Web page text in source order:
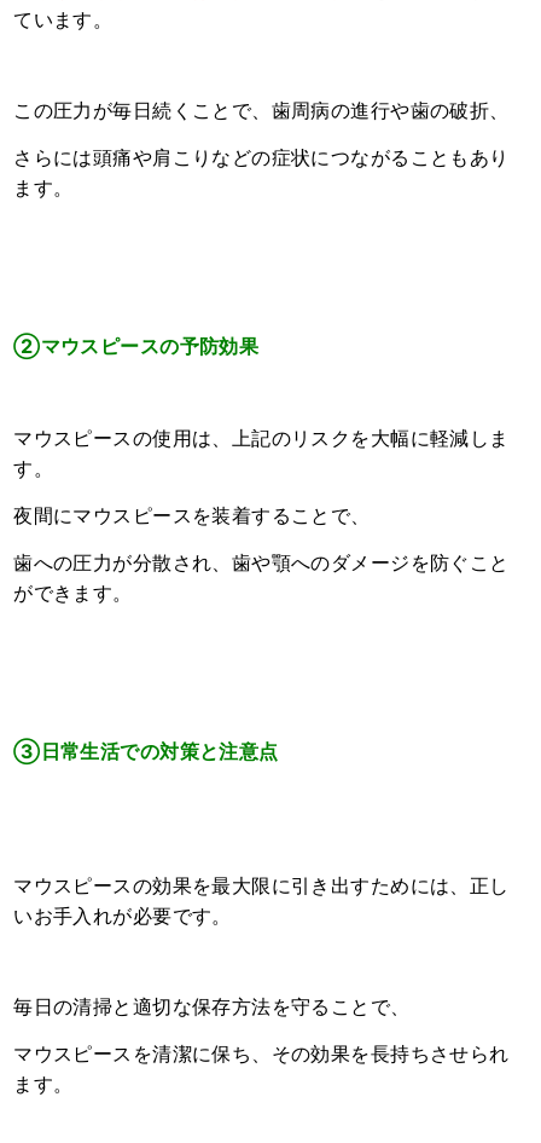
ています。
この圧力が毎日続くことで、歯周病の進行や歯の破折、
さらには頭痛や肩こりなどの症状につながることもあり
ます。
②マウスピースの予防効果
マウスピースの使用は、上記のリスクを大幅に軽減しま
す。
夜間にマウスピースを装着することで、
歯への圧力が分散され、歯や顎へのダメージを防ぐこと
ができます。
③日常生活での対策と注意点
マウスピースの効果を最大限に引き出すためには、 正し
いお手入れが必要です。
毎日の清掃と適切な保存方法を守ることで、
マウスピースを清潔に保ち、その効果を長持ちさせられ
ます。